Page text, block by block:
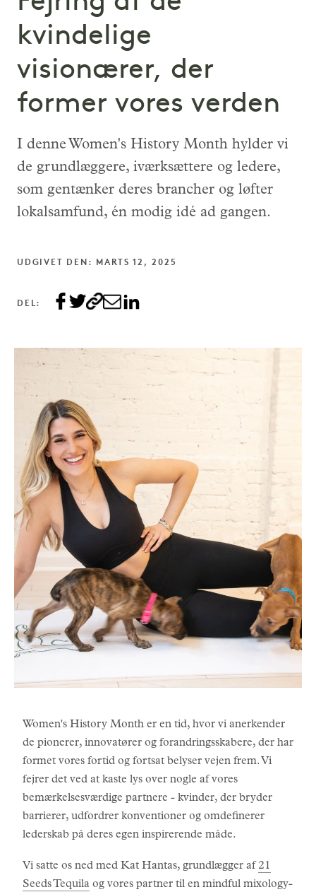
kvindelige
visionærer, der
former vores verden
I denne Women's History Month hylder vi
de grundlæggere, iværksættere og ledere,
som gentænker deres brancher og løfter
lokalsamfund, én modig idé ad gangen.
UDGIVET DEN: MARTS 12, 2025
DEL:
Women's History Month er en tid, hvor vi anerkender
de pionerer, innovatører og forandringsskabere, der har
formet vores fortid og fortsat belyser vejen frem. Vi
fejrer det ved at kaste lys over nogle af vores
bemærkelsesværdige partnere - kvinder, der bryder
barrierer, udfordrer konventioner og omdefinerer
lederskab på deres egen inspirerende måde.
Vi satte os ned med Kat Hantas, grundlægger af 21
Seeds Tequila og vores partner til en mindful mixology-